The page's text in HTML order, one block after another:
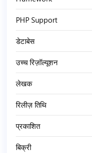
PHP Support
डेटाबेस
उच्च रिज़ॉल्यूशन
लेखक
रिलीज़ तिथि
प्रकाशित
बिक्री